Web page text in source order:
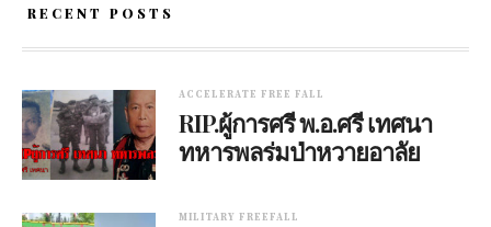
RECENT POSTS
ACCELERATE FREE FALL
RIP.ผู้การศรี พ.อ.ศรี เทศนา
ทหารพลร่มป่าหวายอาลัย
MILITARY FREEFALL